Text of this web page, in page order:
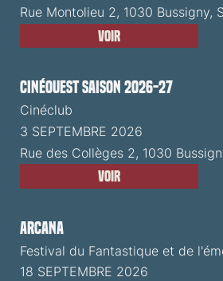
Rue Montolieu 2, 1030 Bussigny,
Voir
CinéOuest Saison 2026-27
Cinéclub
3 SEPTEMBRE 2026
Rue des Collèges 2, 1030
Voir
ARCANA
Festival du Fantastique et de
18 SEPTEMBRE 2026